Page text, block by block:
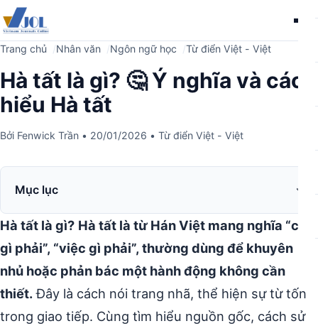
Trang chủ Nhân văn Ngôn ngữ học Từ điển Việt - Việt
Hà tất là gì? 🤔 Ý nghĩa và cách
hiểu Hà tất
Bởi Fenwick Trần • 20/01/2026 • Từ điển Việt - Việt
Mục lục
Hà tất là gì? Hà tất là từ Hán Việt mang nghĩa “cần
gì phải”, “việc gì phải”, thường dùng để khuyên
nhủ hoặc phản bác một hành động không cần
thiết.Đây là cách nói trang nhã, thể hiện sự từ tốn
trong giao tiếp. Cùng tìm hiểu nguồn gốc, cách sử